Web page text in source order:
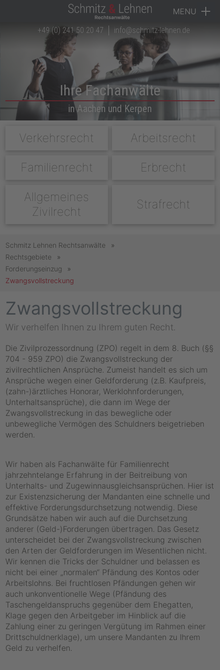
+49 (0) 241 50 20 47 info@schmitz-lehnen.de
MENU
Navigation überspringen
Startseite
Kanzlei
Rechtsgebiete
Anwälte
Downloads
Kontakt
Ihre Fachanwälte
in Aachen und Kerpen
Verkehrsrecht Arbeitsrecht
Familienrecht Erbrecht
Allgemeines
Zivilrecht
Strafrecht
Schmitz Lehnen Rechtsanwälte
Rechtsgebiete
Forderungseinzug
Zwangsvollstreckung
Zwangsvollstreckung
Wir verhelfen Ihnen zu Ihrem guten Recht.
Die Zivilprozessordnung (ZPO) regelt in dem 8. Buch (§§
704 - 959 ZPO) die Zwangsvollstreckung der
zivilrechtlichen Ansprüche. Zumeist handelt es sich um
Ansprüche wegen einer Geldforderung (z.B. Kaufpreis,
(zahn-)ärztliches Honorar, Werklohnforderungen,
Unterhaltsansprüche), die dann im Wege der
Zwangsvollstreckung in das bewegliche oder
unbewegliche Vermögen des Schuldners beigetrieben
werden.
Wir haben als Fachanwälte für Familienrecht
jahrzehntelange Erfahrung in der Beitreibung von
Unterhalts- und Zugewinnausgleichsansprüchen. Hier ist
zur Existenzsicherung der Mandanten eine schnelle und
effektive Forderungsdurchsetzung notwendig. Diese
Grundsätze haben wir auch auf die Durchsetzung
anderer (Geld-)Forderungen übertragen. Das Gesetz
unterscheidet bei der Zwangsvollstreckung zwischen
den Arten der Geldforderungen im Wesentlichen nicht.
Wir kennen die Tricks der Schuldner und belassen es
nicht bei einer „normalen“ Pfändung des Kontos oder
Arbeitslohns. Bei fruchtlosen Pfändungen gehen wir
auch unkonventionelle Wege (Pfändung des
Taschengeldanspruchs gegenüber dem Ehegatten,
Klage gegen den Arbeitgeber im Hinblick auf die
Zahlung einer zu geringen Vergütung im Rahmen einer
Drittschuldnerklage), um unsere Mandanten zu Ihrem
Geld zu verhelfen.